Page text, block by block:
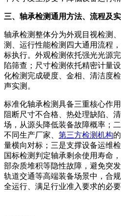
三、轴承检测通用方法、流程及
轴承检测整体分为外观目视检测
测、运行性能检测四大通用流程
标执行。外观检测依托强光光源
陷筛查；尺寸检测依托精密计量
化检测完成硬度、金相、清洁度
声实测。
标准化轴承检测具备三重核心作
阻断尺寸不合格、热处理缺陷、
场，从源头降低装备故障概率；
不同生产厂家、 第三方检测机构
量横向对标；三是支撑设备运维
国标检测判定轴承剩余使用寿命
部杂质堆积等隐性故障，避免突
轨道交通等高端装备场景中，合
全运行、满足行业准入要求的必要